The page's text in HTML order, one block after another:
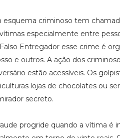
esquema criminoso tem
especialmente entre
Entregador esse crime é
e outros. A ação dos
estão acessíveis. Os
lojas de chocolates ou
secreto.
progride quando a vítima é